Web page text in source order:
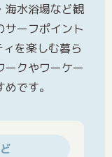
海水浴場など観
サーフポイント
を楽しむ暮ら
ークやワーケー
です。